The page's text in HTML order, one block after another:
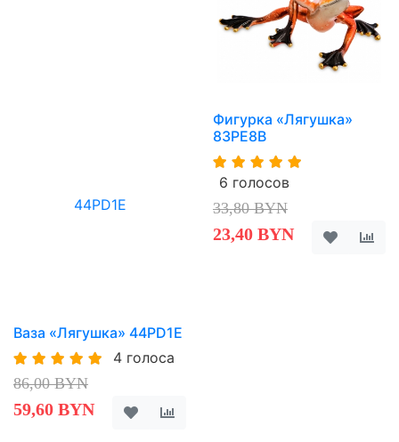
Ваза «Лягушка» 44PD1E
4 голоса
86,00 BYN
59,60 BYN
Фигурка «Лягушка»
83PE8B
6 голосов
33,80 BYN
23,40 BYN